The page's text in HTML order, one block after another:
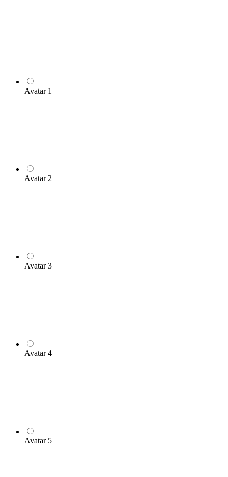
Avatar 1
Avatar 2
Avatar 3
Avatar 4
Avatar 5